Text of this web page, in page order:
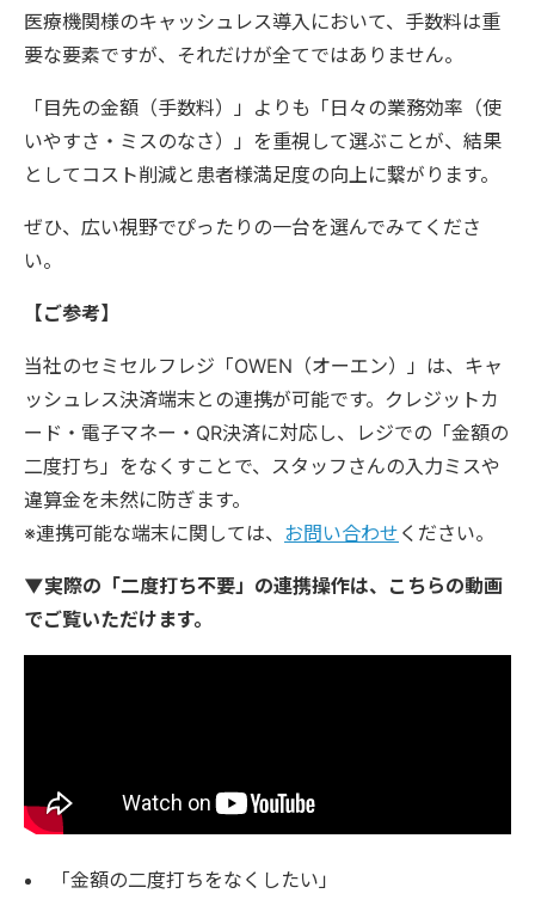
医療機関様のキャッシュレス導入において、手数料は重
要な要素ですが、それだけが全てではありません。
「目先の金額（手数料）」よりも「日々の業務効率（使
いやすさ・ミスのなさ）」を重視して選ぶことが、結果
としてコスト削減と患者様満足度の向上に繋がります。
ぜひ、広い視野でぴったりの一台を選んでみてくださ
い。
【ご参考】
当社のセミセルフレジ「OWEN（オーエン）」は、キャ
ッシュレス決済端末との連携が可能です。クレジットカ
ード・電子マネー・QR決済に対応し、レジでの「金額の
二度打ち」をなくすことで、スタッフさんの入力ミスや
違算金を未然に防ぎます。
※連携可能な端末に関しては、 お問い合わせ ください。
▼実際の「二度打ち不要」の連携操作は、こちらの動画
でご覧いただけます。
「金額の二度打ちをなくしたい」